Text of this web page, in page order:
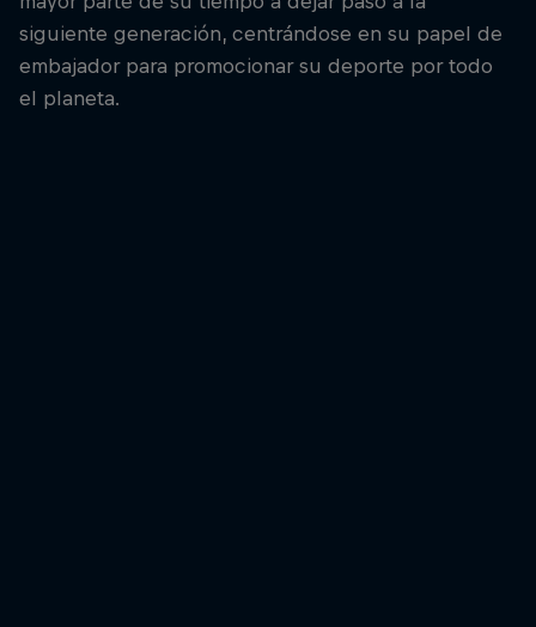
siguiente generación, centrándose en su papel de
embajador para promocionar su deporte por todo
el planeta.